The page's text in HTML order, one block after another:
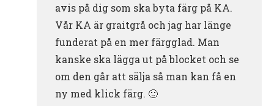
avis på dig som ska byta färg på KA.
Vår KA är graitgrå och jag har länge
funderat på en mer färgglad. Man
kanske ska lägga ut på blocket och se
om den går att sälja så man kan få en
ny med klick färg. 🙂